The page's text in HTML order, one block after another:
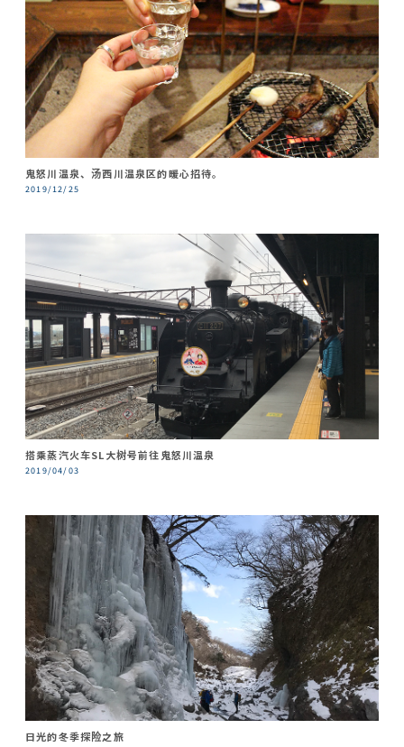
鬼怒川温泉、汤西川温泉区的暖心招待。
2019/12/25
搭乘蒸汽火车SL大树号前往鬼怒川温泉
2019/04/03
日光的冬季探险之旅